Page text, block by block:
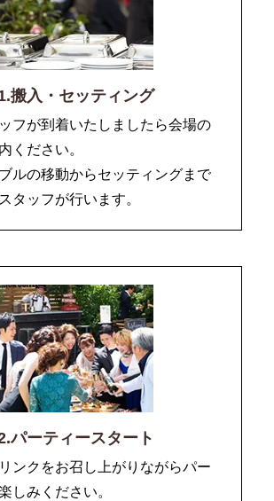
搬入・セッティング
フが到着いたしましたら会場の
ください。
ルの移動からセッティングまで
タッフが行います。
パーティースタート
ンクをお召し上がりながらパー
しみください。